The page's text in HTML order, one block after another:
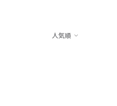
人気順